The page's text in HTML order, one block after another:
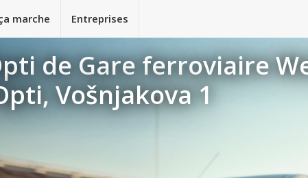
marche Entreprises
de Gare ferroviaire
Vošnjakova 1